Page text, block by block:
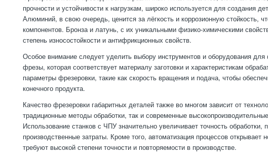
прочности и устойчивости к нагрузкам, широко используется для создания
Алюминий, в свою очередь, ценится за лёгкость и коррозионную
компонентов. Бронза и латунь, с их уникальными физико-химическими
степень износостойкости и антифрикционных свойств.
Особое внимание следует уделить выбору инструментов и оборудования
фрезы, которая соответствует материалу заготовки и характеристикам
параметры фрезеровки, такие как скорость вращения и подача, чтобы
конечного продукта.
Качество фрезеровки габаритных деталей также во многом зависит от
традиционные методы обработки, так и современные
Использование станков с ЧПУ значительно увеличивает точность обработки,
производственные затраты. Кроме того, автоматизация процессов
требуют высокой степени точности и повторяемости в производстве.